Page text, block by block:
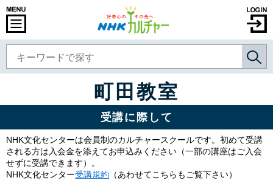
町田教室
受講に際して
NHK文化センターは会員制のカルチャースクールです。初めて受講
される方は入会金を添えてお申込みください（一部の講座はご入会
せずに受講できます）。
NHK文化センター受講規約 （あわせてこちらもご覧下さい）